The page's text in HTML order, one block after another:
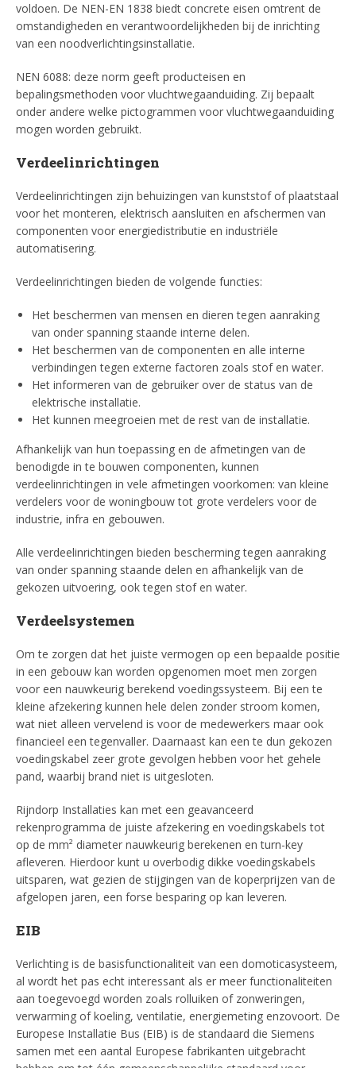
voldoen. De NEN-EN 1838 biedt concrete eisen omtrent de
omstandigheden en verantwoordelijkheden bij de inrichting
van een noodverlichtingsinstallatie.
NEN 6088: deze norm geeft producteisen en
bepalingsmethoden voor vluchtwegaanduiding. Zij bepaalt
onder andere welke pictogrammen voor vluchtwegaanduiding
mogen worden gebruikt.
Verdeelinrichtingen
Verdeelinrichtingen zijn behuizingen van kunststof of plaatstaal
voor het monteren, elektrisch aansluiten en afschermen van
componenten voor energiedistributie en industriële
automatisering.
Verdeelinrichtingen bieden de volgende functies:
Het beschermen van mensen en dieren tegen aanraking
van onder spanning staande interne delen.
Het beschermen van de componenten en alle interne
verbindingen tegen externe factoren zoals stof en water.
Het informeren van de gebruiker over de status van de
elektrische installatie.
Het kunnen meegroeien met de rest van de installatie.
Afhankelijk van hun toepassing en de afmetingen van de
benodigde in te bouwen componenten, kunnen
verdeelinrichtingen in vele afmetingen voorkomen: van kleine
verdelers voor de woningbouw tot grote verdelers voor de
industrie, infra en gebouwen.
Alle verdeelinrichtingen bieden bescherming tegen aanraking
van onder spanning staande delen en afhankelijk van de
gekozen uitvoering, ook tegen stof en water.
Verdeelsystemen
Om te zorgen dat het juiste vermogen op een bepaalde positie
in een gebouw kan worden opgenomen moet men zorgen
voor een nauwkeurig berekend voedingssysteem. Bij een te
kleine afzekering kunnen hele delen zonder stroom komen,
wat niet alleen vervelend is voor de medewerkers maar ook
financieel een tegenvaller. Daarnaast kan een te dun gekozen
voedingskabel zeer grote gevolgen hebben voor het gehele
pand, waarbij brand niet is uitgesloten.
Rijndorp Installaties kan met een geavanceerd
rekenprogramma de juiste afzekering en voedingskabels tot
op de mm² diameter nauwkeurig berekenen en turn-key
afleveren. Hierdoor kunt u overbodig dikke voedingskabels
uitsparen, wat gezien de stijgingen van de koperprijzen van de
afgelopen jaren, een forse besparing op kan leveren.
EIB
Verlichting is de basisfunctionaliteit van een domoticasysteem,
al wordt het pas echt interessant als er meer functionaliteiten
aan toegevoegd worden zoals rolluiken of zonweringen,
verwarming of koeling, ventilatie, energiemeting enzovoort. De
Europese Installatie Bus (EIB) is de standaard die Siemens
samen met een aantal Europese fabrikanten uitgebracht